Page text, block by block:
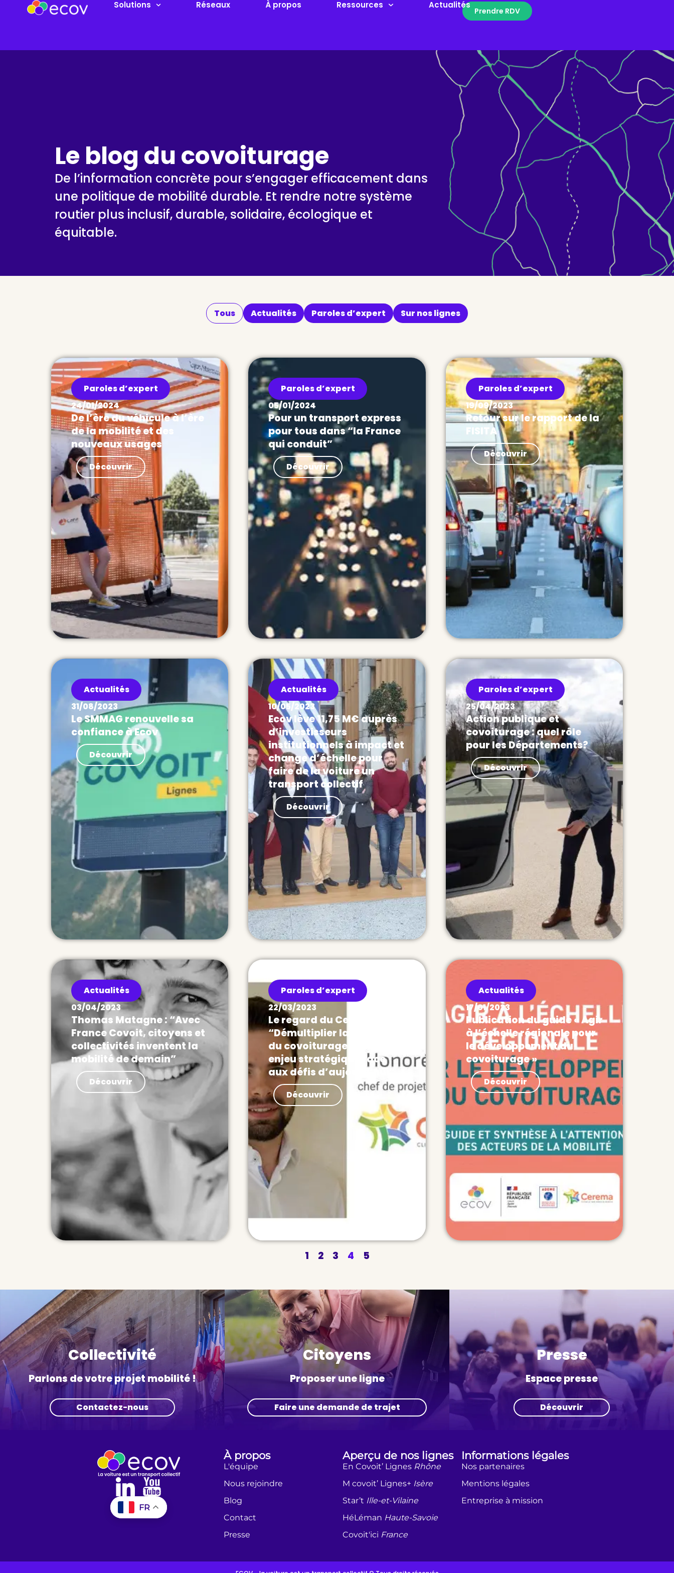
Solutions Réseaux À propos Ressources Actualités
Prendre RDV
Le blog du covoiturage
De l’information concrète pour s’engager efficacement dans
une politique de mobilité durable. Et rendre notre système
routier plus inclusif, durable, solidaire, écologique et
équitable.
Actualités Paroles d’expert Sur nos lignes
Tous
Paroles d’expert
24/01/2024
De l’ère du véhicule à l’ère
de la mobilité et des
nouveaux usages
Paroles d’expert La commission
européenne vient de sortir son
rapport sur les données de
mobilité, dans le cadre de ses
Découvrir
Paroles d’expert
05/01/2024
Pour un transport express
pour tous dans “la France
qui conduit”
Paroles d’expert La France doit
avoir un système de mobilité
adapté à ses besoins, visant à
offrir à plus de
Découvrir
Paroles d’expert
19/09/2023
Retour sur le rapport de la
FISITA
Paroles d’expert La FISITA vient de
publier un rapport sur la
nécessaire décarbonation de la
mobilité automobile : “Carbon
Neutral
Découvrir
Actualités
31/08/2023
Le SMMAG renouvelle sa
confiance à Ecov
Actualités Le SMMAG renouvelle
sa confiance à Ecov dans le
cadre de la politique covoiturage
la plus ambitieuse d’Europe Le
Découvrir
Actualités
10/05/2023
Ecov lève 11,75 M€ auprès
d’investisseurs
institutionnels à impact et
change d’échelle pour
faire de la voiture un
transport collectif
Actualités Ecov, opérateur de
mobilité nouvelle génération qui
déploie et opère des lignes de
covoiturage dans les territoires
périurbains et
Découvrir
Paroles d’expert
25/04/2023
Action publique et
covoiturage : quel rôle
pour les Départements?
Paroles d’expert Au gré des
réformes de la dernière décennie,
les Départements ont cédé une
partie de leurs compétences en
Découvrir
Actualités
03/04/2023
Thomas Matagne : “Avec
France Covoit, citoyens et
collectivités inventent la
mobilité de demain”
Actualités Tribune de Thomas
Matagne, président-fondateur
d’Ecov. « Alors que
l’électrification monopolise
souvent les discussions sur la
décarbonation du transport
Découvrir
Paroles d’expert
22/03/2023
Le regard du Cerema :
“Démultiplier la pratique
du covoiturage est un
enjeu stratégique face
aux défis d’aujourd’hui”
Paroles d’expert En janvier, Ecov a
publié son guide Agir à l’échelle
régionale pour le développement
du covoiturage avec,
notamment,
Découvrir
Actualités
17/01/2023
Publication du guide « Agir
à l’échelle régionale pour
le développement du
covoiturage »
Actualités Pour accompagner les
collectivités dans la mise en
place de leurs politiques
publiques de mobilité, Ecov
Découvrir
1 2 3 4 5
Collectivité
Parlons de votre projet mobilité !
Contactez-nous
Citoyens
Proposer une ligne
Faire une demande de trajet
Presse
Espace presse
Découvrir
FR
À propos
L'équipe
Nous rejoindre
Blog
Contact
Presse
Aperçu de nos lignes
En Covoit’ Lignes Rhône
M covoit’ Lignes+ Isère
Star’t Ille-et-Vilaine
HéLéman Haute-Savoie
Covoit'ici France
Informations légales
Nos partenaires
Mentions légales
Entreprise à mission